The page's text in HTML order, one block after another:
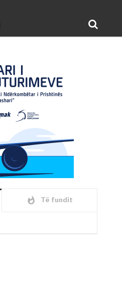
whatshot Të fundit